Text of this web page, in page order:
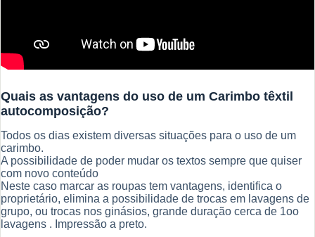
Quais as vantagens do uso de um Carimbo têxtil
autocomposição?
Todos os dias existem diversas situações para o uso de um
carimbo.
A possibilidade de poder mudar os textos sempre que quiser
com novo conteúdo
Neste caso marcar as roupas tem vantagens, identifica o
proprietário, elimina a possibilidade de trocas em lavagens de
grupo, ou trocas nos ginásios, grande duração cerca de 1oo
lavagens . Impressão a preto.